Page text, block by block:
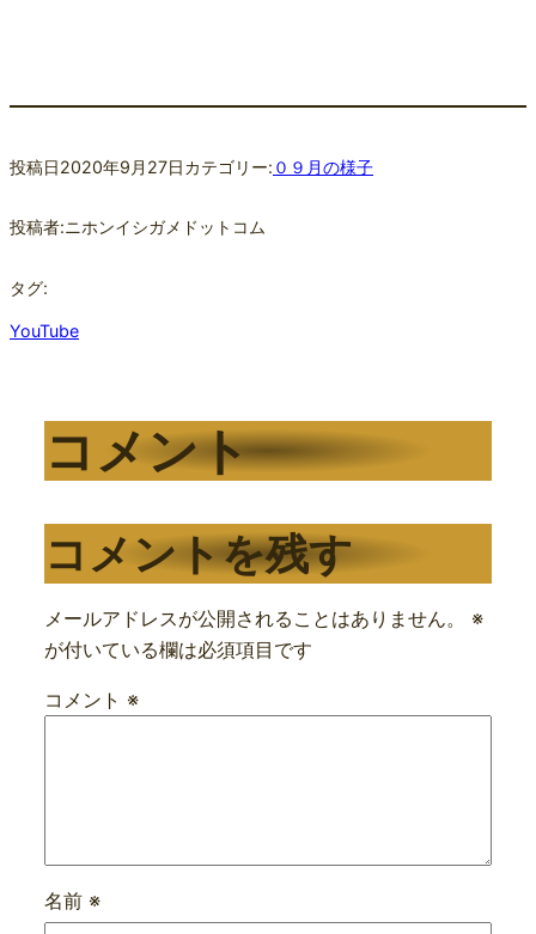
投稿日2020年9月27日カテゴリー: ０９月の様子
投稿者:ニホンイシガメドットコム
タグ:
YouTube
コメント
コメントを残す
メールアドレスが公開されることはありません。
※
が付いている欄は必須項目です
コメント ※
名前 ※